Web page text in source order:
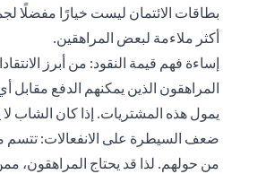
بطاقات الائتمان ليست خيارًا مفضلًا
أكثر ملاءمة لبعض المراهقين.
إساءة فهم قيمة النقود: من أبرز
المراهقون الذين يمكنهم الدفع مقابل
يمول هذه المشتريات. إذا كان الشاب
ضعف السيطرة على الانفعالات: تتسم
من حولهم. لذا قد يحتاج المراهقون،